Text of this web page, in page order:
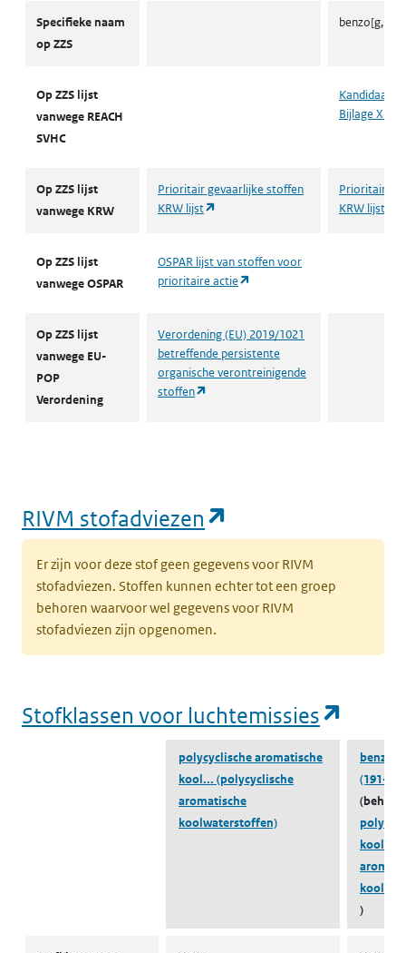
Specifieke naam
op ZZS
Op ZZS lijst
vanwege REACH
SVHC
Bijlage XIV
Op ZZS lijst
vanwege KRW
Prioritair gevaarlijke stoffen
KRW lijst
(opent in een nieuw tabblad)
Prioritair
KRW lijst
Op ZZS lijst
vanwege OSPAR
OSPAR lijst van stoffen voor
prioritaire actie
Op ZZS lijst
vanwege EU-
POP
Verordening
Verordening (EU) 2019/1021
betreffende persistente
organische verontreinigende
stoffen
Emissiegegevens
lucht
Naar lucht
Emissiegegevens
ZZS-Navigator
Naar water
ZZS in afval
Naar ZZS in afval Zoeker Naar ZZS in
RIVM stofadviezen
Er zijn voor deze stof geen gegevens voor RIVM
stofadviezen. Stoffen kunnen echter tot een groep
behoren waarvoor wel gegevens voor RIVM
stofadviezen zijn opgenomen.
Stofklassen voor luchtemissies
polycyclische aromatische
kool... (polycyclische
aromatische
koolwaterstoffen)
(191-
kool...
)